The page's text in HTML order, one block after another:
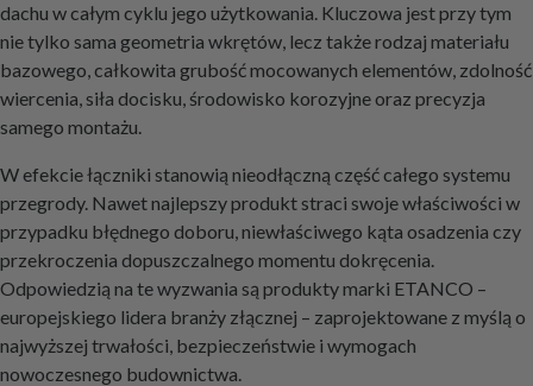
dachu w całym cyklu jego użytkowania. Kluczowa jest przy tym
nie tylko sama geometria wkrętów, lecz także rodzaj materiału
bazowego, całkowita grubość mocowanych elementów, zdolność
wiercenia, siła docisku, środowisko korozyjne oraz precyzja
samego montażu.
W efekcie łączniki stanowią nieodłączną część całego systemu
przegrody. Nawet najlepszy produkt straci swoje właściwości w
przypadku błędnego doboru, niewłaściwego kąta osadzenia czy
przekroczenia dopuszczalnego momentu dokręcenia.
Odpowiedzią na te wyzwania są produkty marki ETANCO –
europejskiego lidera branży złącznej – zaprojektowane z myślą o
najwyższej trwałości, bezpieczeństwie i wymogach
nowoczesnego budownictwa.